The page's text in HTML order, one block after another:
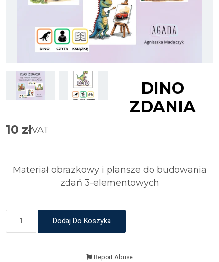
DINO
ZDANIA
10 złVAT
Materiał obrazkowy i plansze do budowania
zdań 3-elementowych
Dodaj Do Koszyka
Report Abuse